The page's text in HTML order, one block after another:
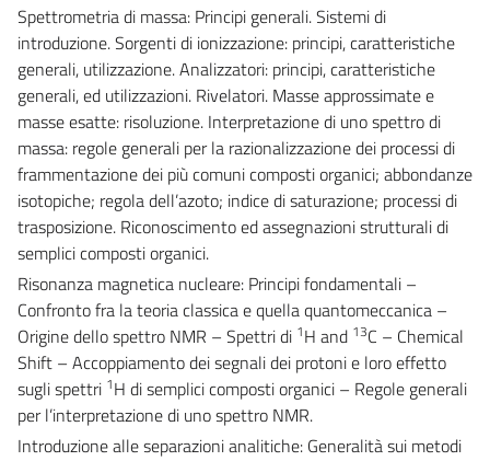
Spettrometria di massa: Principi generali. Sistemi di
introduzione. Sorgenti di ionizzazione: principi, caratteristiche
generali, utilizzazione. Analizzatori: principi, caratteristiche
generali, ed utilizzazioni. Rivelatori. Masse approssimate e
masse esatte: risoluzione. Interpretazione di uno spettro di
massa: regole generali per la razionalizzazione dei processi di
frammentazione dei più comuni composti organici; abbondanze
isotopiche; regola dell’azoto; indice di saturazione; processi di
trasposizione. Riconoscimento ed assegnazioni strutturali di
semplici composti organici.
Risonanza magnetica nucleare: Principi fondamentali –
Confronto fra la teoria classica e quella quantomeccanica –
Origine dello spettro NMR – Spettri di 1H and 13C – Chemical
Shift – Accoppiamento dei segnali dei protoni e loro effetto
sugli spettri 1H di semplici composti organici – Regole generali
per l’interpretazione di uno spettro NMR.
Introduzione alle separazioni analitiche: Generalità sui metodi